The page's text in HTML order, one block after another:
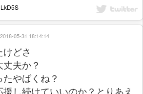
どさ
夫か？
やばくね？
し続けていいのか？とりあえ
2018-05-31 18:14:14